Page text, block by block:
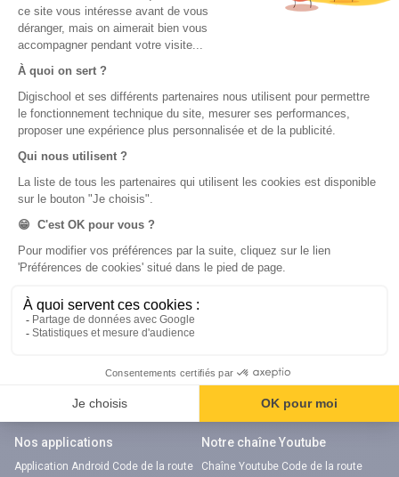
Orientation
Diplômes
Formations
Métiers
Écoles
Nos applications
Application Android Pitangoo
digiSchool Code
Examens blancs
Code gratuit
Examens blancs
Séries d’entraînement
Nos applications
Application Android Code de la route
Notre chaîne Youtube
Chaîne Youtube Code de la route